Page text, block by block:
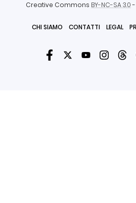
Creative Commons BY-NC-SA 3.0-
CHI SIAMO CONTATTI LEGAL